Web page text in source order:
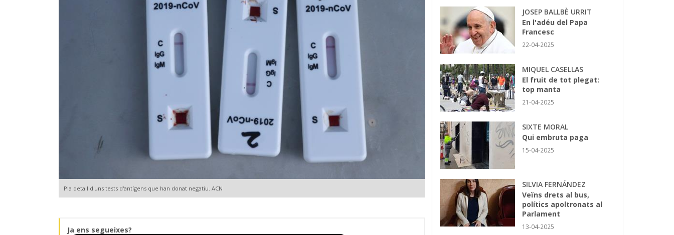
Pla detall d'uns tests d'antígens que han donat negatiu. ACN
Ja ens segueixes?
JOSEP BALLBÈ URRIT
En l'adéu del Papa
Francesc
22-04-2025
MIQUEL CASELLAS
El fruit de tot plegat:
top manta
21-04-2025
SIXTE MORAL
Qui embruta paga
15-04-2025
SILVIA FERNÁNDEZ
Veïns drets al bus,
polítics apoltronats al
Parlament
13-04-2025